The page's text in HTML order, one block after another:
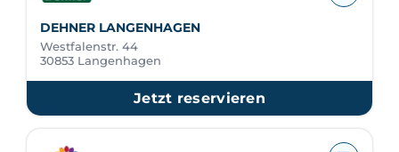
DEHNER LANGENHAGEN
Westfalenstr. 44
30853 Langenhagen
Jetzt reservieren